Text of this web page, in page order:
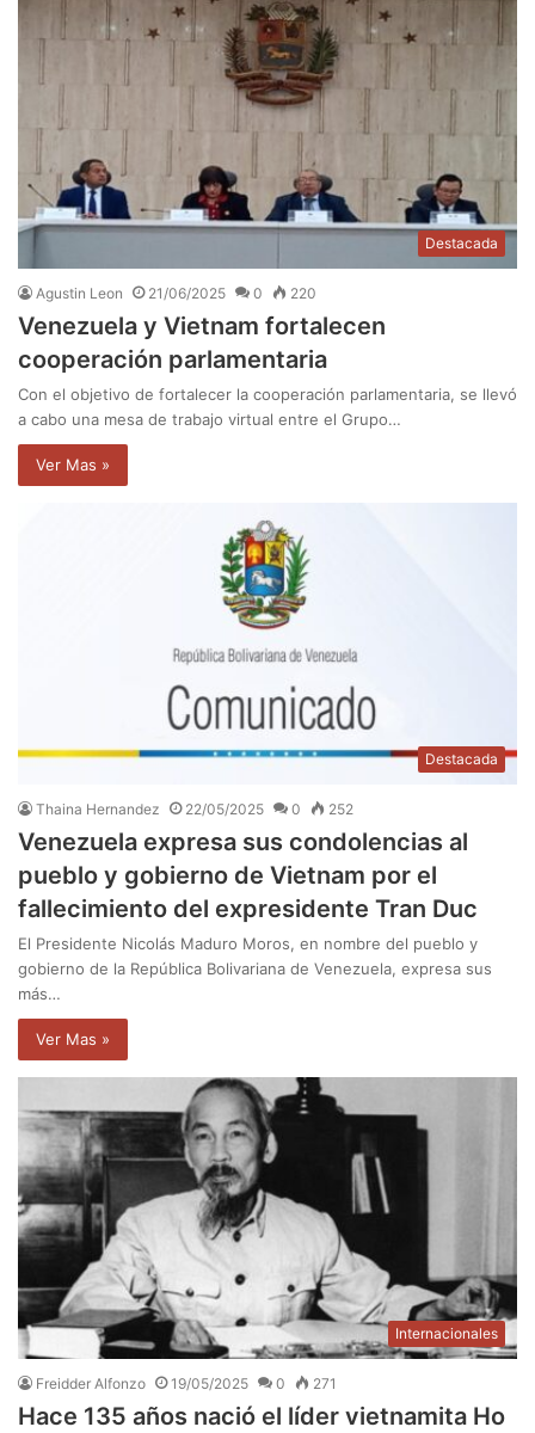
Destacada
Agustin Leon 21/06/2025 0 220
Venezuela y Vietnam fortalecen
cooperación parlamentaria
Con el objetivo de fortalecer la cooperación parlamentaria, se llevó
a cabo una mesa de trabajo virtual entre el Grupo…
Ver Mas »
Destacada
Thaina Hernandez 22/05/2025 0 252
Venezuela expresa sus condolencias al
pueblo y gobierno de Vietnam por el
fallecimiento del expresidente Tran Duc
El Presidente Nicolás Maduro Moros, en nombre del pueblo y
gobierno de la República Bolivariana de Venezuela, expresa sus
más…
Ver Mas »
Internacionales
Freidder Alfonzo 19/05/2025 0 271
Hace 135 años nació el líder vietnamita Ho